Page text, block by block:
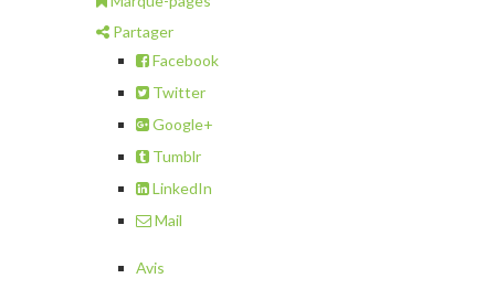
Partager
Facebook
Twitter
Google+
Tumblr
LinkedIn
Mail
Avis